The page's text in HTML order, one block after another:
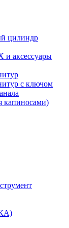
цилиндр
аксессуары
с ключом
капиносами)